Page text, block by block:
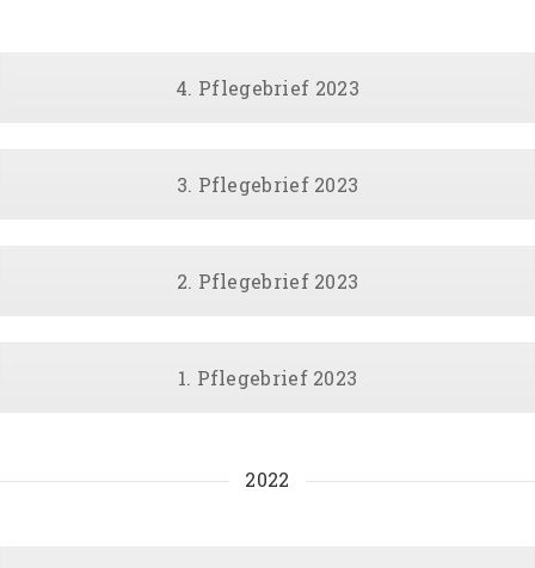
4. Pflegebrief 2023
3. Pflegebrief 2023
2. Pflegebrief 2023
1. Pflegebrief 2023
2022